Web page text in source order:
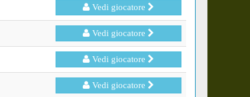
Vedi giocatore
Vedi giocatore
Vedi giocatore
Vedi giocatore